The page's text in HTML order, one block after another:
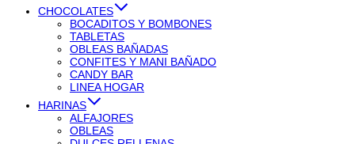
CHOCOLATES
BOCADITOS Y BOMBONES
TABLETAS
OBLEAS BAÑADAS
CONFITES Y MANI BAÑADO
CANDY BAR
LINEA HOGAR
HARINAS
ALFAJORES
OBLEAS